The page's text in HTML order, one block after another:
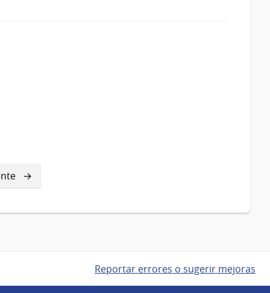
Reportar errores o sugerir mejoras